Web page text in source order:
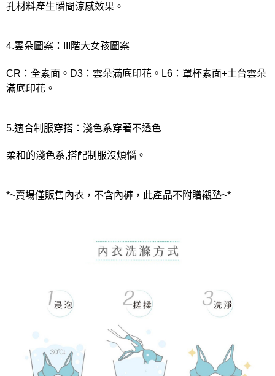
孔材料產生瞬間涼感效果。
4.雲朵圖案：III階大女孩圖案
CR：全素面。D3：雲朵滿底印花。L6：罩杯素面+土台雲朵
滿底印花。
5.適合制服穿搭：淺色系穿著不透色
柔和的淺色系,搭配制服沒煩惱。
*~賣場僅販售內衣，不含內褲，此產品不附贈襯墊~*